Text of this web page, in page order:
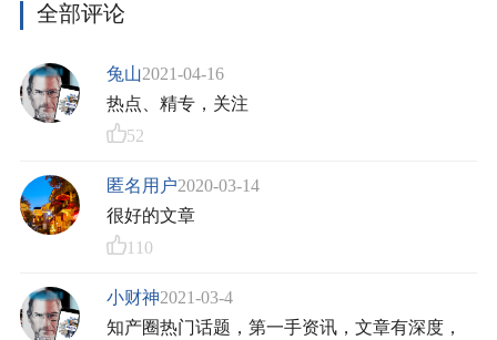
全部评论
兔山2021-04-16
热点、精专，关注
52
匿名用户2020-03-14
很好的文章
110
小财神2021-03-4
知产圈热门话题，第一手资讯，文章有深度，